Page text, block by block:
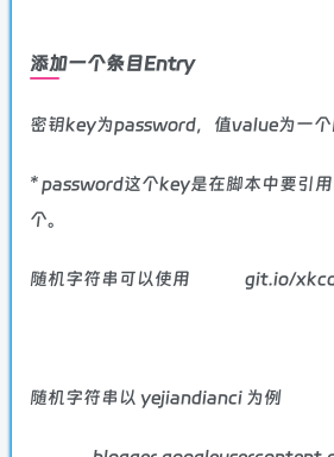
添加一个条目Entry
密钥key为password，值value为一个
* password这个key是在脚本中要引
个。
随机字符串可以使用 git.io/
随机字符串以 yejiandianci 为例